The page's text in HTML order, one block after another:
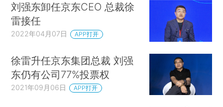
刘强东卸任京东CEO 总裁徐
雷接任
2022年04月07日 APP打开
徐雷升任京东集团总裁 刘强
东仍有公司77%投票权
2021年09月06日 APP打开